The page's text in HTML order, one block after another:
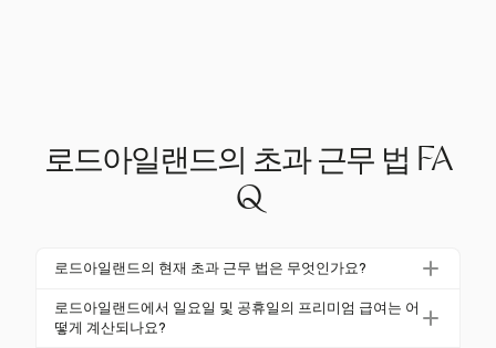
로드아일랜드의 초과 근무 법 FA
Q
로드아일랜드의 현재 초과 근무 법은 무엇인가요?
로드아일랜드에서는 비면제 직원이 주 40시간을 초과
하여 근무한 시간에 대해 정규 급여의 1.5배를 지급받
로드아일랜드에서 일요일 및 공휴일의 프리미엄 급여는 어
떻게 계산되나요?